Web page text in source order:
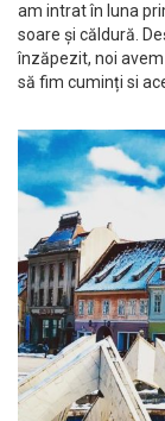
am intrat în luna
soare și căldură.
înzăpezit, noi
să fim cuminți si